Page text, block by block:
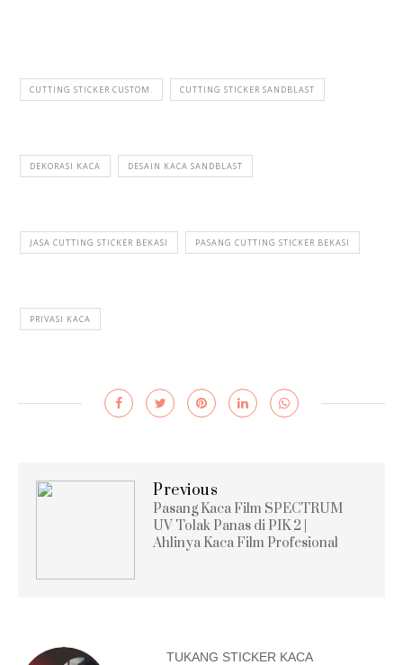
CUTTING STICKER CUSTOM. CUTTING STICKER SANDBLAST
DEKORASI KACA DESAIN KACA SANDBLAST
JASA CUTTING STICKER BEKASI PASANG CUTTING STICKER BEKASI
PRIVASI KACA
Previous
Pasang Kaca Film SPECTRUM
UV Tolak Panas di PIK 2 |
Ahlinya Kaca Film Profesional
TUKANG STICKER KACA